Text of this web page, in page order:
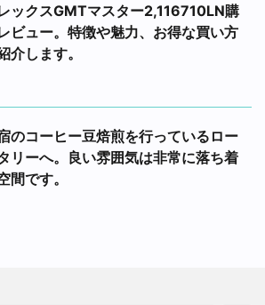
ックスGMTマスター2,116710LN購
ビュー。特徴や魅力、お得な買い方
介します。
のコーヒー豆焙煎を行っているロー
リーへ。良い雰囲気は非常に落ち着
間です。